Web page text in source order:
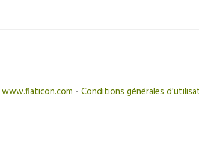
www.flaticon.com - Conditions générales